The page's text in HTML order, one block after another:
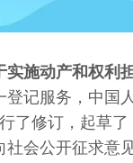
施动产和权利
记服务，中国
了修订，起草了
社会公开征求意